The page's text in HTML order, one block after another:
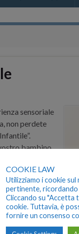
sensoriale
non perdete
bambino
alcune
COOKIE LAW
Utilizziamo i cookie
pertinente,
Cliccando su "Accetta
cookie. Tuttavia, è
fornire un consenso